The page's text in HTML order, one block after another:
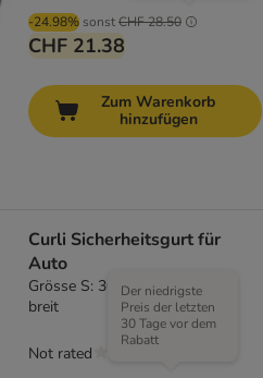
-24.98% sonstCHF 28.50
CHF 21.38
Zum Warenkorb
hinzufügen
Curli Sicherheitsgurt für
Auto
Grösse S: 30 cm lang, 20 mm
breit
Der niedrigste
Preis der letzten
30 Tage vor dem
Rabatt
Not rated